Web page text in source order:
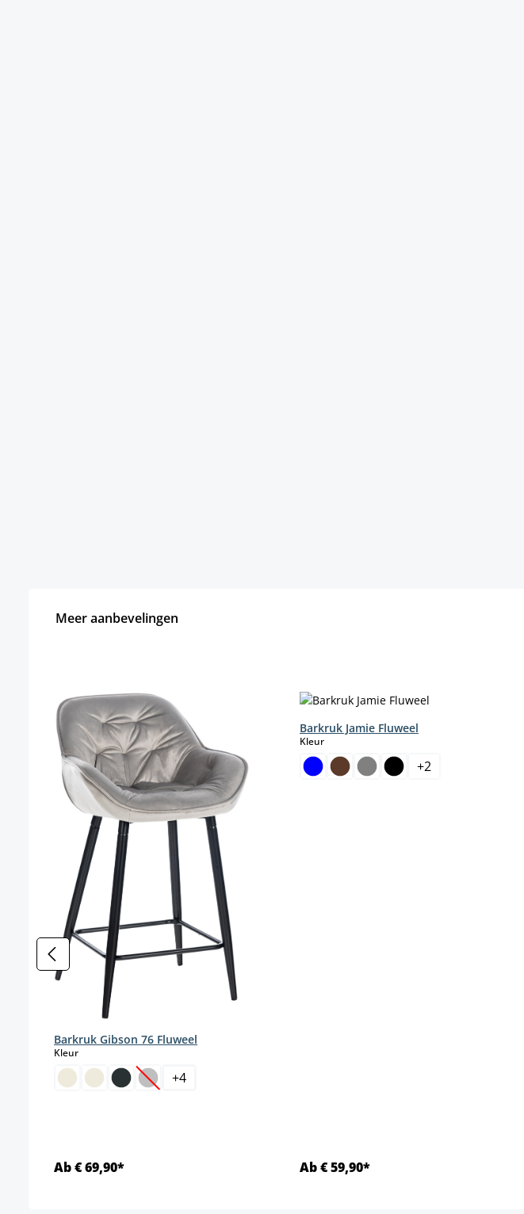
Meer aanbevelingen
Barkruk Gibson 76 Fluweel
Kleurselect
(Deze optie is momenteel niet beschikbaar.)
+4
Ab € 69,90*
Barkruk Jamie Fluweel
Kleurselect
+2
Ab € 59,90*